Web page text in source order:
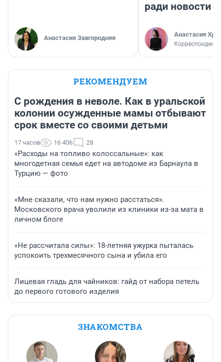
Анастасия Завгородняя
ради новости
Анастасия
Корреспондент
РЕКОМЕНДУЕМ
С рождения в неволе. Как в уральской
колонии осужденные мамы отбывают
срок вместе со своими детьми
17 часов 16 406 28
«Расходы на топливо колоссальные»: как
многодетная семья едет на автодоме из Барнаула в
Турцию — фото
«Мне сказали, что нам нужно расстаться».
Московского врача уволили из клиники из-за мата в
личном блоге
«Не рассчитала силы»: 18-летняя ужурка пыталась
успокоить трехмесячного сына и убила его
Лицевая гладь для чайников: гайд от набора петель
до первого готового изделия
ЗНАКОМСТВА